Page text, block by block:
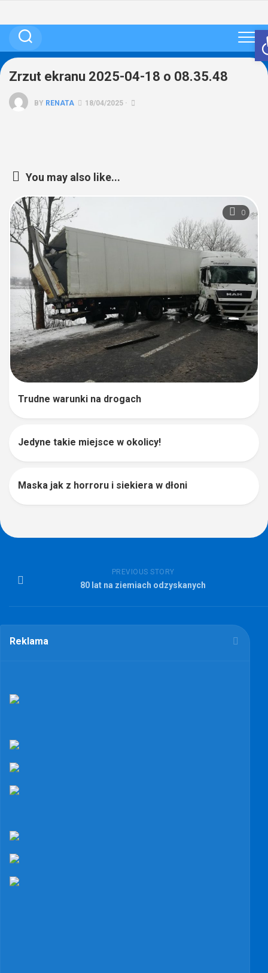
content
Zrzut ekranu 2025-04-18 o 08.35.48
BY RENATA 18/04/2025 ·
You may also like...
0
Trudne warunki na drogach
Jedyne takie miejsce w okolicy!
Maska jak z horroru i siekiera w dłoni
PREVIOUS STORY
80 lat na ziemiach odzyskanych
Reklama